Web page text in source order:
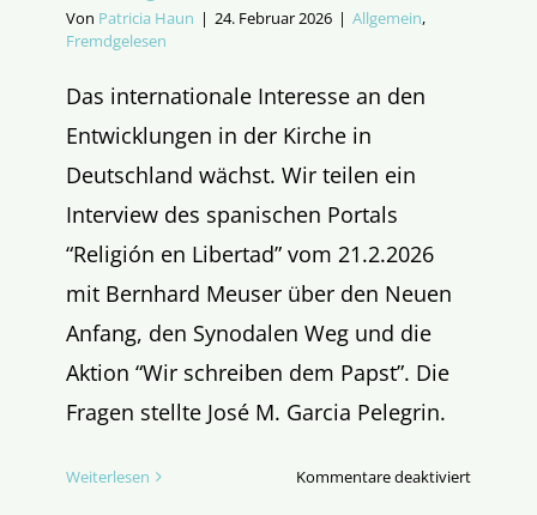
Von Patricia Haun | 24. Februar 2026 | Allgemein,
Fremdgelesen
Das internationale Interesse an den
Entwicklungen in der Kirche in
Deutschland wächst. Wir teilen ein
Interview des spanischen Portals
“Religión en Libertad” vom 21.2.2026
mit Bernhard Meuser über den Neuen
Anfang, den Synodalen Weg und die
Aktion “Wir schreiben dem Papst”. Die
Fragen stellte José M. Garcia Pelegrin.
Weiterlesen Kommentare deaktiviertfür